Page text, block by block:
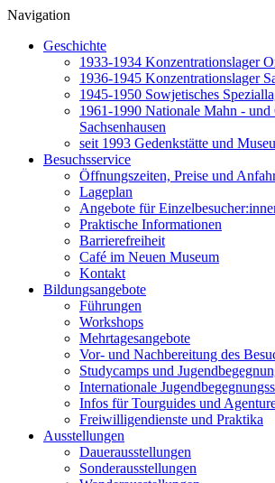
Navigation
Geschichte
1933-1934 Konzentrationslager
1936-1945 Konzentrationslager
1945-1950 Sowjetisches
1961-1990 Nationale Mahn - und
Sachsenhausen
seit 1993 Gedenkstätte und
Besuchsservice
Öffnungszeiten, Preise und
Lageplan
Angebote für
Praktische Informationen
Barrierefreiheit
Café im Neuen Museum
Kontakt
Bildungsangebote
Führungen
Workshops
Mehrtagesangebote
Vor- und Nachbereitung des
Studycamps und
Internationale
Infos für Tourguides und
Freiwilligendienste und Praktika
Ausstellungen
Dauerausstellungen
Sonderausstellungen